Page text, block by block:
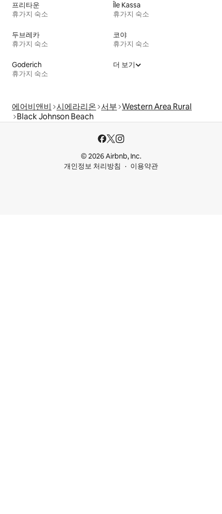
프리타운
휴가지 숙소
Île Kassa
휴가지 숙소
두브레카
휴가지 숙소
코야
휴가지 숙소
Goderich
휴가지 숙소
더 보기
에어비앤비 시에라리온 서부 Western Area Rural
Black Johnson Beach
© 2026 Airbnb, Inc.
개인정보 처리방침
이용약관